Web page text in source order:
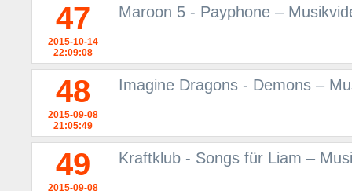
47
2015-10-14
22:09:08
Maroon 5 - Payphone –
48
2015-09-08
21:05:49
Imagine Dragons - Demons –
49
2015-09-08
Kraftklub - Songs für Liam –